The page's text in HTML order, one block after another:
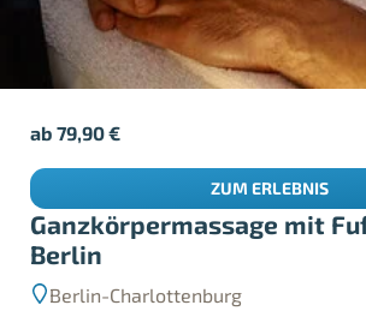
Ganzkörpermassage mit
Berlin
Berlin-Charlottenburg
ab79,90€
ZUM ERLEBNIS